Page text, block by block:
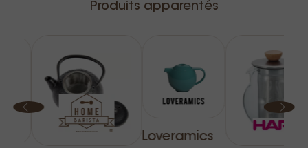
Produits apparentés
Loveramics